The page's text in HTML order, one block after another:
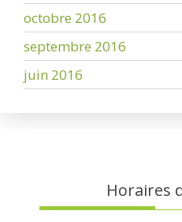
octobre 2016
septembre 2016
juin 2016
Horaires